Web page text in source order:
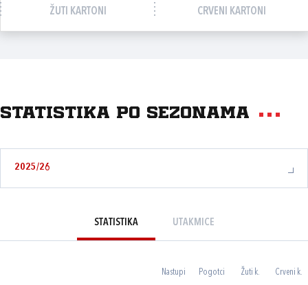
ŽUTI KARTONI CRVENI KARTONI
Statistika po sezonama
2025/26
STATISTIKA UTAKMICE
Nastupi Pogotci Žuti k. Crveni k.